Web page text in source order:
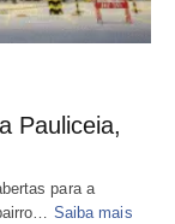
Pauliceia,
para a
Saiba mais